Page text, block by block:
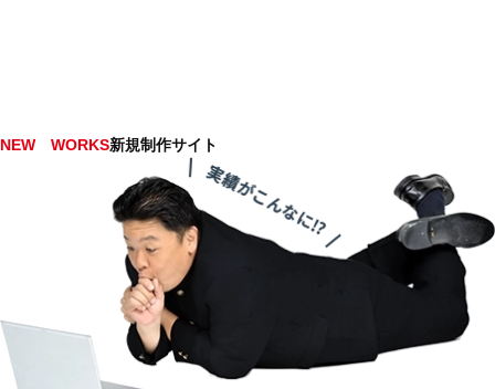
NEW WORKS新規制作サイト